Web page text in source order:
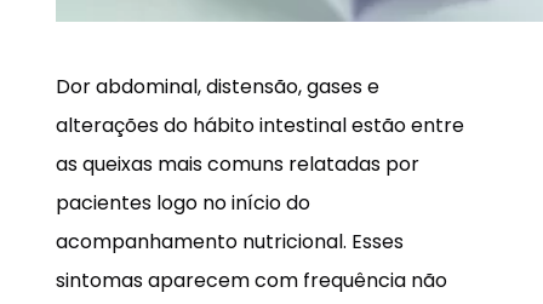
Dor abdominal, distensão, gases e
alterações do hábito intestinal estão entre
as queixas mais comuns relatadas por
pacientes logo no início do
acompanhamento nutricional. Esses
sintomas aparecem com frequência não